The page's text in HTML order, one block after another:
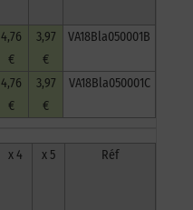
4,76
€
3,97
€
VA18Bla050001B
4,76
€
3,97
€
VA18Bla050001C
x 4 x 5 Réf